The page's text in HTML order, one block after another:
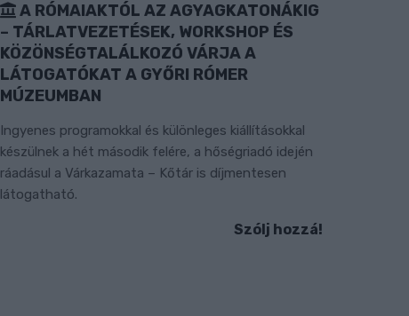
A RÓMAIAKTÓL AZ AGYAGKATONÁKIG
– TÁRLATVEZETÉSEK, WORKSHOP ÉS
KÖZÖNSÉGTALÁLKOZÓ VÁRJA A
LÁTOGATÓKAT A GYŐRI RÓMER
MÚZEUMBAN
Ingyenes programokkal és különleges kiállításokkal
készülnek a hét második felére, a hőségriadó idején
ráadásul a Várkazamata – Kőtár is díjmentesen
látogatható.
Szólj hozzá!